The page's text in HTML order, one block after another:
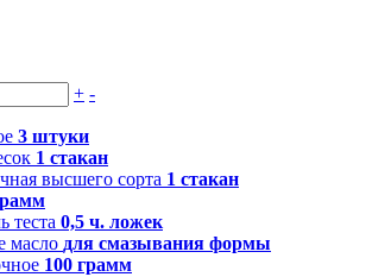
+ -
3 штуки
1 стакан
высшего сорта 1 стакан
теста 0,5 ч. ложек
масло для смазывания формы
100 грамм